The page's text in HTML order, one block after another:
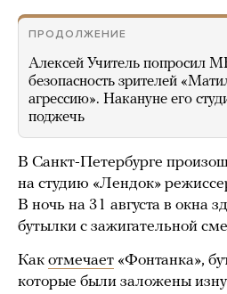
ПРОДОЛЖЕНИЕ
Алексей Учитель попросил
безопасность зрителей
агрессию». Накануне его
поджечь
В Санкт-Петербурге
на студию «Лендок»
В ночь на 31 августа в окна
бутылки с зажигательной
Как отмечает «Фонтанка»,
которые были заложены